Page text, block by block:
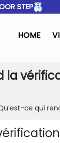
STEP
HOME
la
ce qui